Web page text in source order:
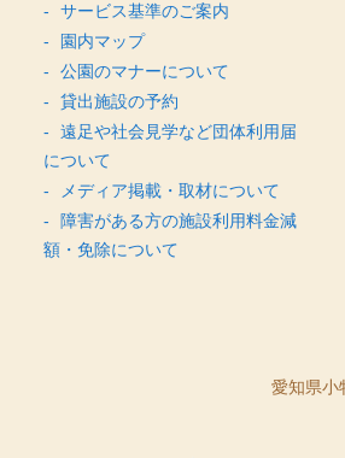
サービス基準のご案内
園内マップ
公園のマナーについて
貸出施設の予約
遠足や社会見学など団体利用届
について
メディア掲載・取材について
障害がある方の施設利用料金減
額・免除について
愛知県小